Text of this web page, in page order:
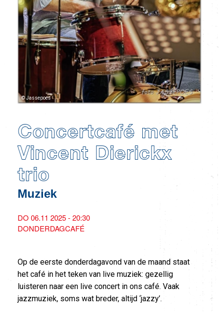
© Jassepoes
Concertcafé met
Vincent Dierickx
trio
Muziek
DO 06.11 2025 - 20:30
DONDERDAGCAFÉ
Op de eerste donderdagavond van de maand staat
het café in het teken van live muziek: gezellig
luisteren naar een live concert in ons café. Vaak
jazzmuziek, soms wat breder, altijd ‘jazzy’.